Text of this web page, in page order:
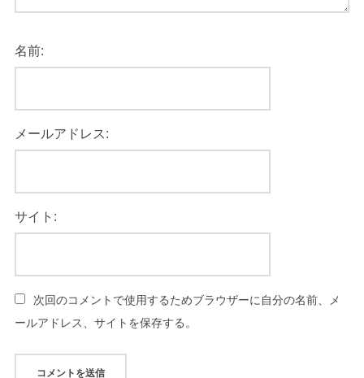
名前:
メールアドレス:
サイト:
次回のコメントで使用するためブラウザーに自分の名前、メ
ールアドレス、サイトを保存する。